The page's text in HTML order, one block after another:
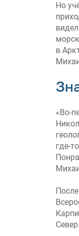
Но
в
«Во-
где-
Север.